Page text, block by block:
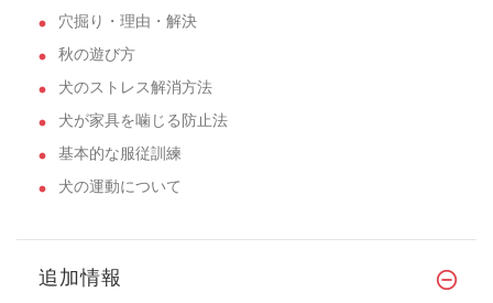
穴掘り・理由・解決
秋の遊び方
犬のストレス解消方法
犬が家具を噛じる防止法
基本的な服従訓練
犬の運動について
追加情報